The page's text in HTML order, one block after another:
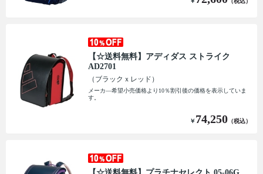
【☆送料無料】アディダス ストライク
AD2701
（ブラックｘレッド）
メーカ―希望小売価格より10％割引後の価格を表示していま
す。
￥ 74,250 （税込）